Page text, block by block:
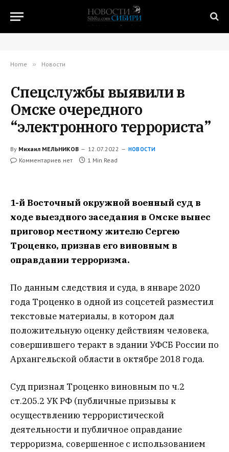
Home » Новости
Спецслужбы выявили в
Омске очередного
“электронного террориста”
By Михаил МЕЛЬНИКОВ 12.07.2022 НОВОСТИ
Комментариев нет 1 Min Read
1-й Восточный окружной военный суд в
ходе выездного заседания в Омске вынес
приговор местному жителю Сергею
Троценко, признав его виновным в
оправдании терроризма.
По данным следствия и суда, в январе 2020
года Троценко в одной из соцсетей разместил
текстовые материалы, в котором дал
положительную оценку действиям человека,
совершившего теракт в здании УФСБ России по
Архангельской области в октябре 2018 года.
Суд признал Троценко виновным по ч.2
ст.205.2 УК РФ (публичные призывы к
осуществлению террористической
деятельности и публичное оправдание
терроризма, совершенное с использованием